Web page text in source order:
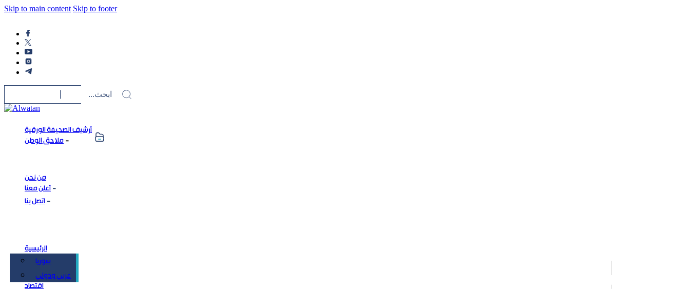
Skip to main content Skip to footer
أرشيف الصحيفة الورقية
ملاحق الوطن
من نحن
أعلن معنا
اتصل بنا
الرئيسية
سوريا
عربي ودولي
اقتصاد